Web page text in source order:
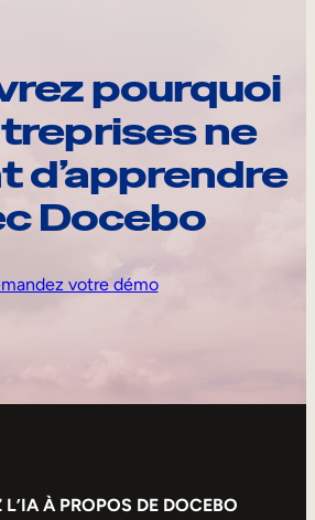
pourquoi
ne
d’apprendre
Docebo
votre démo
À PROPOS DE DOCEBO